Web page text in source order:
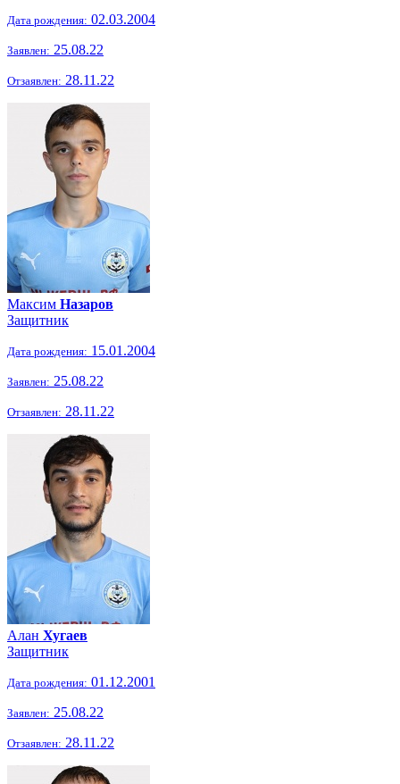
Дата рождения: 02.03.2004
Заявлен: 25.08.22
Отзаявлен: 28.11.22
Максим Назаров
Защитник
Дата рождения: 15.01.2004
Заявлен: 25.08.22
Отзаявлен: 28.11.22
Алан Хугаев
Защитник
Дата рождения: 01.12.2001
Заявлен: 25.08.22
Отзаявлен: 28.11.22